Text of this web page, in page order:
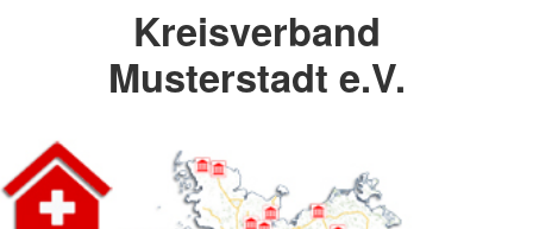
Kreisverband
Musterstadt e.V.